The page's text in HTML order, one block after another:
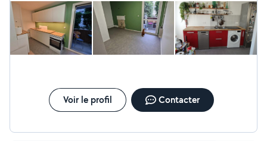
précision. En plus les prix sont très attractifs par rapport à la
qualité de la prestation. Tout était parfait du début à la fin. Je
recommande les yeux fermés à 10000% ! 👌 ça va
Voir le profil Contacter